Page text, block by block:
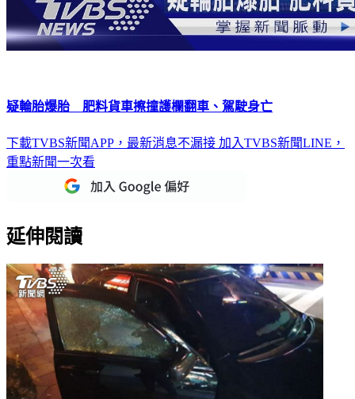
疑輪胎爆胎 肥料貨車擦撞護欄翻車、駕駛身亡
下載TVBS新聞APP，最新消息不漏接 加入TVBS新聞LINE，
重點新聞一次看
延伸閱讀